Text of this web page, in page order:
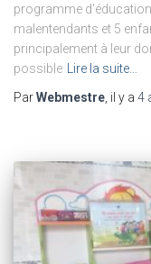
programme
malentendants et 5
principalement à leur
possible Lire la suite…
ParWebmestre , il y a 4